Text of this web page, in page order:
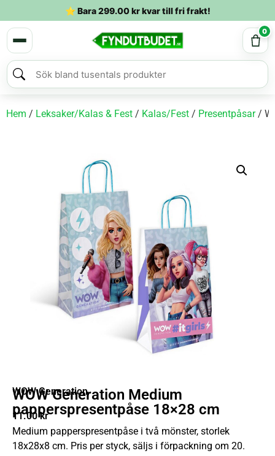
⭐ Bara299.00krkvar till fri frakt!
0
Hem / Leksaker/Kalas & Fest / Kalas/Fest / Presentpåsar/
WOW Generation
WOW Generation Medium
papperspresentpåse 18×28 cm
11.00kr
Medium papperspresentpåse i två mönster, storlek
18x28x8 cm. Pris per styck, säljs i förpackning om 20.